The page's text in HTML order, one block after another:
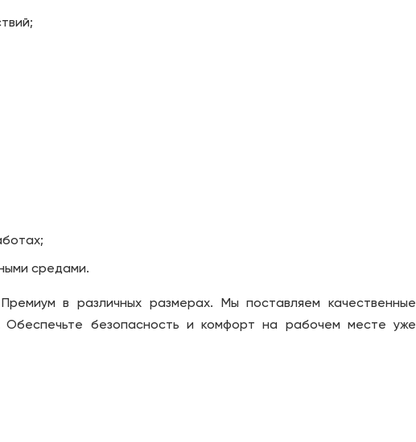
средами.
в различных размерах. Мы поставляем качественные
безопасность и комфорт на рабочем месте уже